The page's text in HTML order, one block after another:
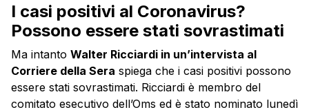
I casi positivi al Coronavirus?
Possono essere stati sovrastimati
Ma intanto Walter Ricciardi in un’intervista al
Corriere della Sera spiega che i casi positivi possono
essere stati sovrastimati. Ricciardi è membro del
comitato esecutivo dell’Oms ed è stato nominato lunedì